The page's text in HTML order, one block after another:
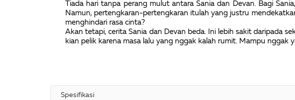
Tiada hari tanpa perang mulut antara Sania dan Devan. Bagi
Namun, pertengkaran-pertengkaran itulah yang justru
menghindari rasa cinta?
Akan tetapi, cerita Sania dan Devan beda. Ini lebih sakit daripada
kian pelik karena masa lalu yang nggak kalah rumit. Mampu nggak
Spesifikasi